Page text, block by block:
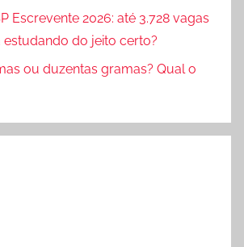
Escrevente 2026: até 3.728 vagas
do jeito certo?
ou duzentas gramas? Qual o